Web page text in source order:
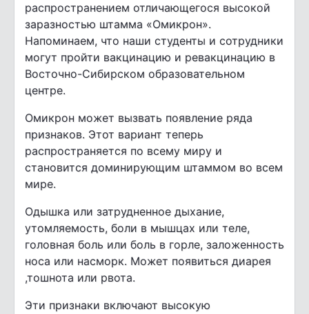
распространением отличающегося высокой
заразностью штамма «Омикрон».
Напоминаем, что наши студенты и сотрудники
могут пройти вакцинацию и ревакцинацию в
Восточно-Сибирском образовательном
центре.
Омикрон может вызвать появление ряда
признаков. Этот вариант теперь
распространяется по всему миру и
становится доминирующим штаммом во всем
мире.
Одышка или затрудненное дыхание,
утомляемость, боли в мышцах или теле,
головная боль или боль в горле, заложенность
носа или насморк. Может появиться диарея
,тошнота или рвота.
Эти признаки включают высокую